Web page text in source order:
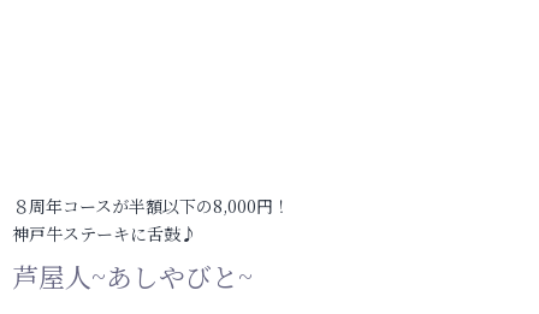
８周年コースが半額以下の8,000円！
神戸牛ステーキに舌鼓♪
芦屋人~あしやびと~